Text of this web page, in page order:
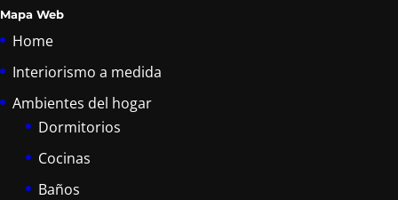
Mapa Web
Home
Interiorismo a medida
Ambientes del hogar
Dormitorios
Cocinas
Baños